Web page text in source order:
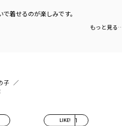
着せるのが楽しみです。
もっと見る
子
LIKE! 1
で
綿100％」使用。
いただくことで
ます。